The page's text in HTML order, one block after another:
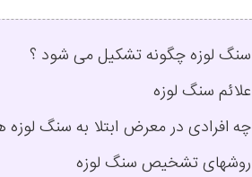
سنگ لوزه چگونه تشکیل می شود ؟
علائم سنگ لوزه
چه افرادی در معرض ابتلا به سنگ
روشهای تشخیص سنگ لوزه